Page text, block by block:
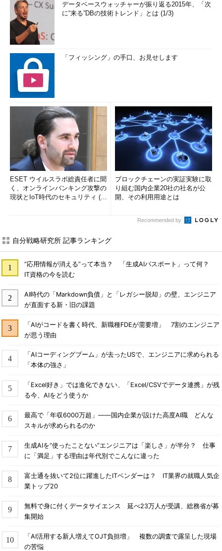
データベースウォッチャーが振り返る2015年、「次
に“来る”DBの技術トレンド」とは (1/3)
「フィッシング」の手口、お見せします
ESET ウイルスラボ総責任者に聞
く、オンラインバンキング攻撃の
現状とIoT時代のセキュリティ (1/
ブロックチェーンの実証実験に取
り組む国内企業20社の社名が公
開、その利用用途とは
Recommended by
自分戦略研究所 記事ランキング
“応用情報が消える”って本当？ 「生成AIパスポート」って何？
IT資格の今を読む
AI時代の「Markdown負債」と「レガシー脱却」の壁、エンジニア
が直面する新・旧の課題
「AIがコードを書く時代、新職種FDEが需要増」 7割のエンジニア
が思う理由
「AIコーディングブーム」が去ったUSで、エンジニアに求められる
「本体の強さ」
「Excel好き」では進化できない、「Excel/CSVでデータ連携」が残
る今、AIをどう使うか
最高で「年収6000万超」――国内企業が設けた高度AI職 どんな
スキルが求められるのか
生成AIを“使ったことない”エンジニアは「楽しさ」が半分？ 仕事
に「満足」する理由は年代別でこんなに違った
富士通を抜いて2位に躍進したITベンダーは？ IT業界の就職人気企
業トップ20
無料で身に付くデータサイエンス 延べ23万人が受講、総務省が募
集開始
「AI活用する新人増えてOJT負担増」 複数の調査で露呈した現場
の苦悩